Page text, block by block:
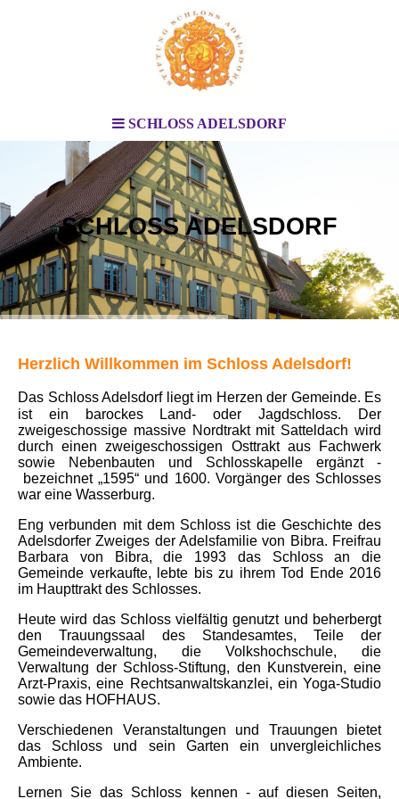
SCHLOSS ADELSDORF
SCHLOSS ADELSDORF
Herzlich Willkommen im Schloss Adelsdorf!
Das Schloss Adelsdorf liegt im Herzen der Gemeinde. Es
ist ein barockes Land- oder Jagdschloss. Der
zweigeschossige massive Nordtrakt mit Satteldach wird
durch einen zweigeschossigen Osttrakt aus Fachwerk
sowie Nebenbauten und Schlosskapelle ergänzt -
bezeichnet „1595“ und 1600. Vorgänger des Schlosses
war eine Wasserburg.
Eng verbunden mit dem Schloss ist die Geschichte des
Adelsdorfer Zweiges der Adelsfamilie von Bibra. Freifrau
Barbara von Bibra, die 1993 das Schloss an die
Gemeinde verkaufte, lebte bis zu ihrem Tod Ende 2016
im Haupttrakt des Schlosses.
Heute wird das Schloss vielfältig genutzt und beherbergt
den Trauungssaal des Standesamtes, Teile der
Gemeindeverwaltung, die Volkshochschule, die
Verwaltung der Schloss-Stiftung, den Kunstverein, eine
Arzt-Praxis, eine Rechtsanwaltskanzlei, ein Yoga-Studio
sowie das HOFHAUS.
Verschiedenen Veranstaltungen und Trauungen bietet
das Schloss und sein Garten ein unvergleichliches
Ambiente.
Lernen Sie das Schloss kennen - auf diesen Seiten,